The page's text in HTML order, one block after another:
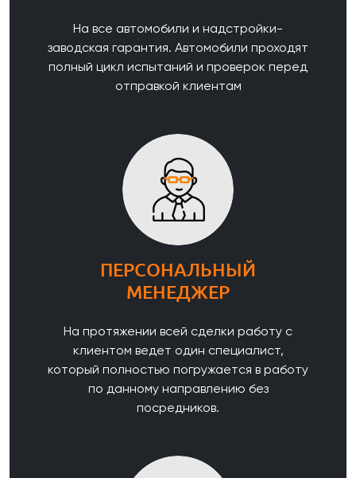
На все автомобили и надстройки-
заводская гарантия. Автомобили проходят
полный цикл испытаний и проверок перед
отправкой клиентам
ПЕРСОНАЛЬНЫЙ
МЕНЕДЖЕР
На протяжении всей сделки работу с
клиентом ведет один специалист,
который полностью погружается в работу
по данному направлению без
посредников.